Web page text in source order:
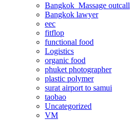
Bangkok Massage outcall
Bangkok lawyer
eec
fitflop
functional food
Logistics
organic food
phuket photographer
plastic polymer
surat airport to samui
taobao
Uncategorized
VM